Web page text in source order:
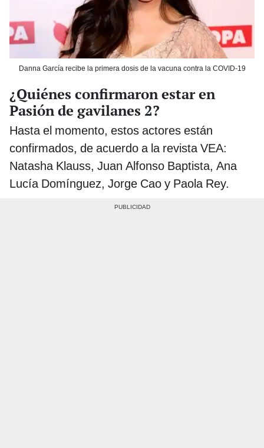
Danna García recibe la primera dosis de la vacuna contra la COVID-19
¿Quiénes confirmaron estar en
Pasión de gavilanes 2?
Hasta el momento, estos actores están
confirmados, de acuerdo a la revista VEA:
Natasha Klauss, Juan Alfonso Baptista, Ana
Lucía Domínguez, Jorge Cao y Paola Rey.